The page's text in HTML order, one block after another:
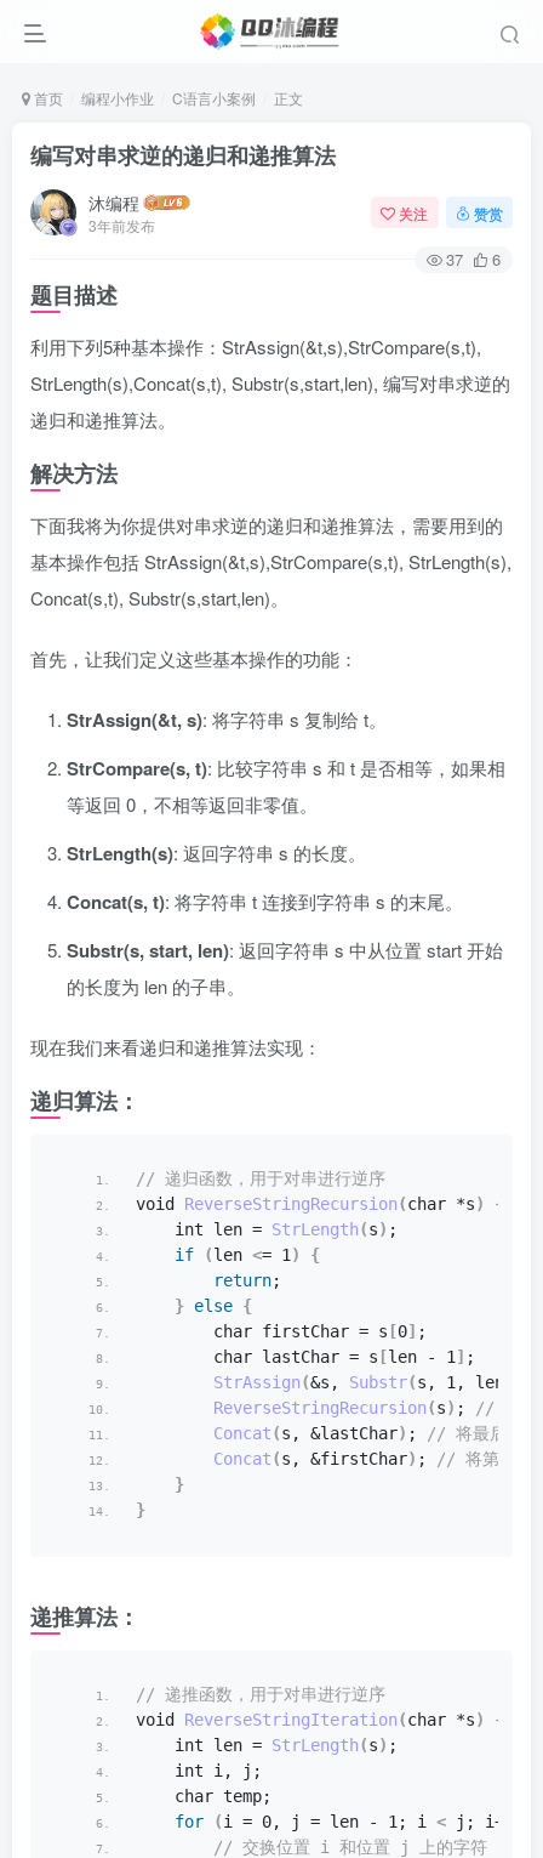
首页 编程小作业 C语言小案例 正文
编写对串求逆的递归和递推算法
沐编程
3年前发布
关注 赞赏
37 6
题目描述
利用下列5种基本操作：StrAssign(&t,s),StrCompare(s,t),
StrLength(s),Concat(s,t), Substr(s,start,len), 编写对串求逆的
递归和递推算法。
解决方法
下面我将为你提供对串求逆的递归和递推算法，需要用到的
基本操作包括 StrAssign(&t,s),StrCompare(s,t), StrLength(s),
Concat(s,t), Substr(s,start,len)。
首先，让我们定义这些基本操作的功能：
StrAssign(&t, s): 将字符串 s 复制给 t。
StrCompare(s, t): 比较字符串 s 和 t 是否相等，如果相
等返回 0，不相等返回非零值。
StrLength(s): 返回字符串 s 的长度。
Concat(s, t): 将字符串 t 连接到字符串 s 的末尾。
Substr(s, start, len): 返回字符串 s 中从位置 start 开始
的长度为 len 的子串。
现在我们来看递归和递推算法实现：
递归算法：
// 递归函数，用于对串进行逆序
void
ReverseStringRecursion(char *s)
{
int len = StrLength(s) ;
if
(len <= 1 )
{
return;
}
else {
char firstChar = s [0] ;
char lastChar = s [len - 1 ] ;
StrAssign(&s, Substr(s, 1, len - 2
ReverseStringRecursion(s) ;
// 递归
Concat(s, &lastChar) ;
// 将最后一个
Concat(s, &firstChar) ;
// 将第一个
}
}
递推算法：
// 递推函数，用于对串进行逆序
void
ReverseStringIteration(char *s)
{
int len = StrLength(s) ;
int i, j;
char temp;
for
(i = 0, j = len - 1; i < j; i++,
// 交换位置 i 和位置 j 上的字符